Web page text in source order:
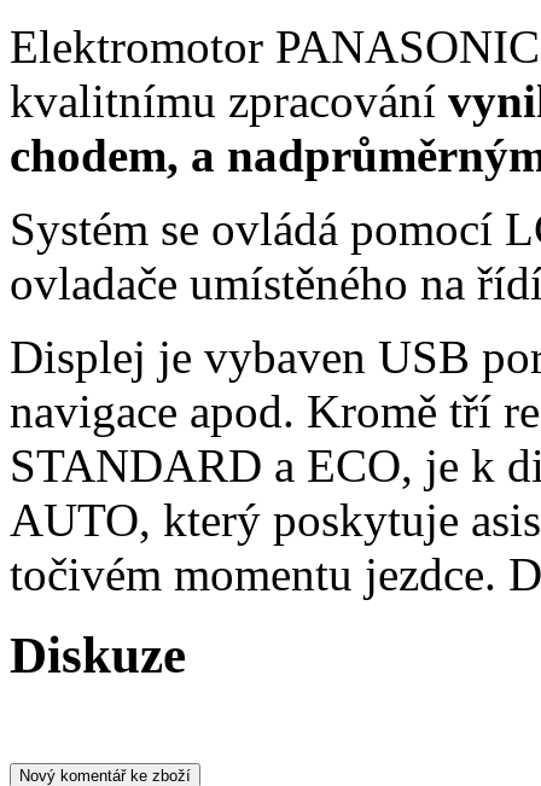
Elektromotor
kvalitnímu zpracování
chodem, a
Systém se ovládá pomocí
ovladače umístěného na
Displej je vybaven USB
navigace apod. Kromě tří
STANDARD a ECO, je k
AUTO, který poskytuje
točivém momentu jezdce.
Diskuze